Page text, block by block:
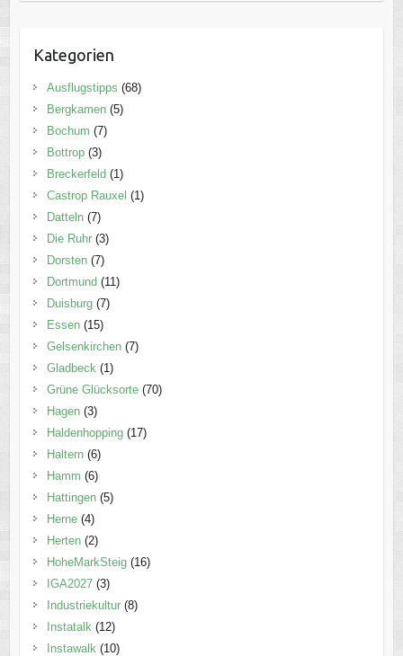
Kategorien
Ausflugstipps (68)
Bergkamen(5)
Bochum (7)
Bottrop(3)
Breckerfeld (1)
Castrop Rauxel (1)
Datteln(7)
Die Ruhr(3)
Dorsten(7)
Dortmund (11)
Duisburg(7)
Essen(15)
Gelsenkirchen(7)
Gladbeck (1)
Grüne Glücksorte(70)
Hagen(3)
Haldenhopping(17)
Haltern(6)
Hamm (6)
Hattingen(5)
Herne(4)
Herten(2)
HoheMarkSteig(16)
IGA2027(3)
Industriekultur(8)
Instatalk (12)
Instawalk (10)